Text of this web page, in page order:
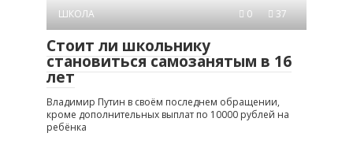
ШКОЛА
0 37
Стоит ли школьнику
становиться самозанятым в 16
лет
Владимир Путин в своём последнем обращении,
кроме дополнительных выплат по 10000 рублей на
ребёнка